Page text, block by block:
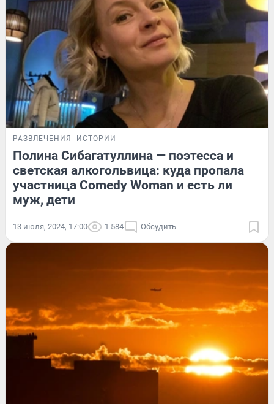
РАЗВЛЕЧЕНИЯ ИСТОРИИ
Полина Сибагатуллина — поэтесса и
светская алкогольвица: куда пропала
участница Comedy Woman и есть ли
муж, дети
13 июля, 2024, 17:00 1 584 Обсудить